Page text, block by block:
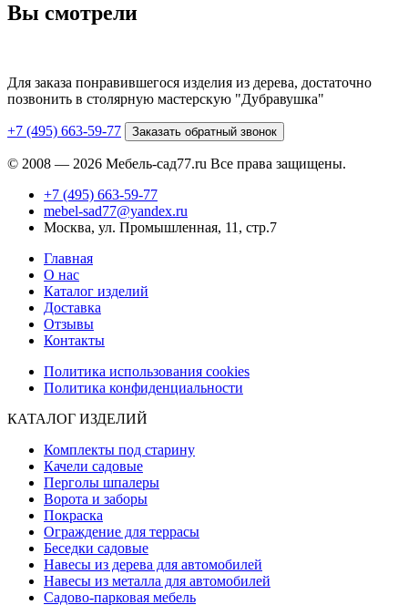
Вы смотрели
Для заказа понравившегося изделия из дерева, достаточно
позвонить в столярную мастерскую "Дубравушка"
+7 (495) 663-59-77 Заказать обратный звонок
© 2008 — 2026 Мебель-сад77.ru Все права защищены.
+7 (495) 663-59-77
mebel-sad77@yandex.ru
Москва, ул. Промышленная, 11, стр.7
Главная
О нас
Каталог изделий
Доставка
Отзывы
Контакты
Политика использования cookies
Политика конфиденциальности
КАТАЛОГ ИЗДЕЛИЙ
Комплекты под старину
Качели садовые
Перголы шпалеры
Ворота и заборы
Покраска
Ограждение для террасы
Беседки садовые
Навесы из дерева для автомобилей
Навесы из металла для автомобилей
Садово-парковая мебель